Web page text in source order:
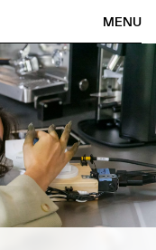
MENU